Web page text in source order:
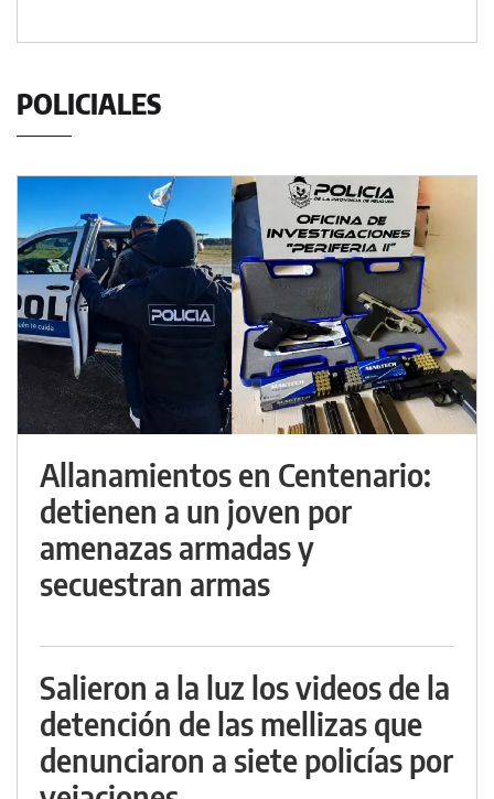
POLICIALES
Allanamientos en Centenario:
detienen a un joven por
amenazas armadas y
secuestran armas
Salieron a la luz los videos de la
detención de las mellizas que
denunciaron a siete policías por